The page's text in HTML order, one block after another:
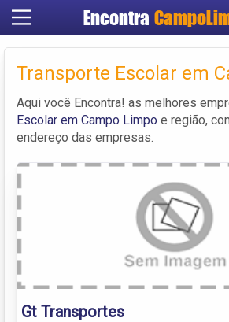
Encontra
Cadastrar
Criar conta
Transporte Escolar em
Aqui você Encontra! as melhores
Escolar em Campo Limpo e região,
endereço das empresas.
Gt Transportes